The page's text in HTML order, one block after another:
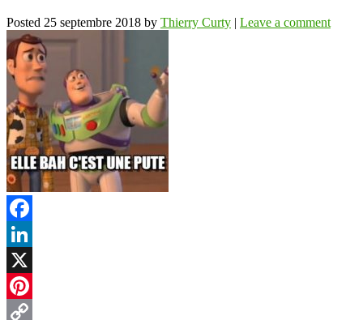
Posted 25 septembre 2018 by Thierry Curty | Leave a comment
Facebook
LinkedIn
X
Pinterest